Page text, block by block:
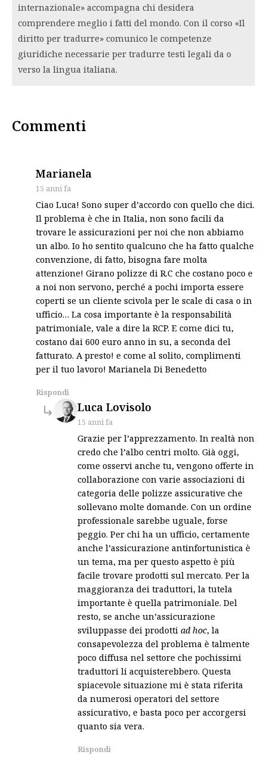
internazionale» accompagna chi desidera
comprendere meglio i fatti del mondo. Con il corso «Il
diritto per tradurre» comunico le competenze
giuridiche necessarie per tradurre testi legali da o
verso la lingua italiana.
Commenti
Marianela
15 anni fa
Ciao Luca! Sono super d’accordo con quello che dici.
Il problema è che in Italia, non sono facili da
trovare le assicurazioni per noi che non abbiamo
un albo. Io ho sentito qualcuno che ha fatto qualche
convenzione, di fatto, bisogna fare molta
attenzione! Girano polizze di R.C che costano poco e
a noi non servono, perché a pochi importa essere
coperti se un cliente scivola per le scale di casa o in
ufficio… La cosa importante è la responsabilità
patrimoniale, vale a dire la RCP. E come dici tu,
costano dai 600 euro anno in su, a seconda del
fatturato. A presto! e come al solito, complimenti
per il tuo lavoro! Marianela Di Benedetto
Rispondi
Luca Lovisolo
15 anni fa
Grazie per l’apprezzamento. In realtà non
credo che l’albo centri molto. Già oggi,
come osservi anche tu, vengono offerte in
collaborazione con varie associazioni di
categoria delle polizze assicurative che
sollevano molte domande. Con un ordine
professionale sarebbe uguale, forse
peggio. Per chi ha un ufficio, certamente
anche l’assicurazione antinfortunistica è
un tema, ma per questo aspetto è più
facile trovare prodotti sul mercato. Per la
maggioranza dei traduttori, la tutela
importante è quella patrimoniale. Del
resto, se anche un’assicurazione
sviluppasse dei prodotti ad hoc, la
consapevolezza del problema è talmente
poco diffusa nel settore che pochissimi
traduttori li acquisterebbero. Questa
spiacevole situazione mi è stata riferita
da numerosi operatori del settore
assicurativo, e basta poco per accorgersi
quanto sia vera.
Rispondi